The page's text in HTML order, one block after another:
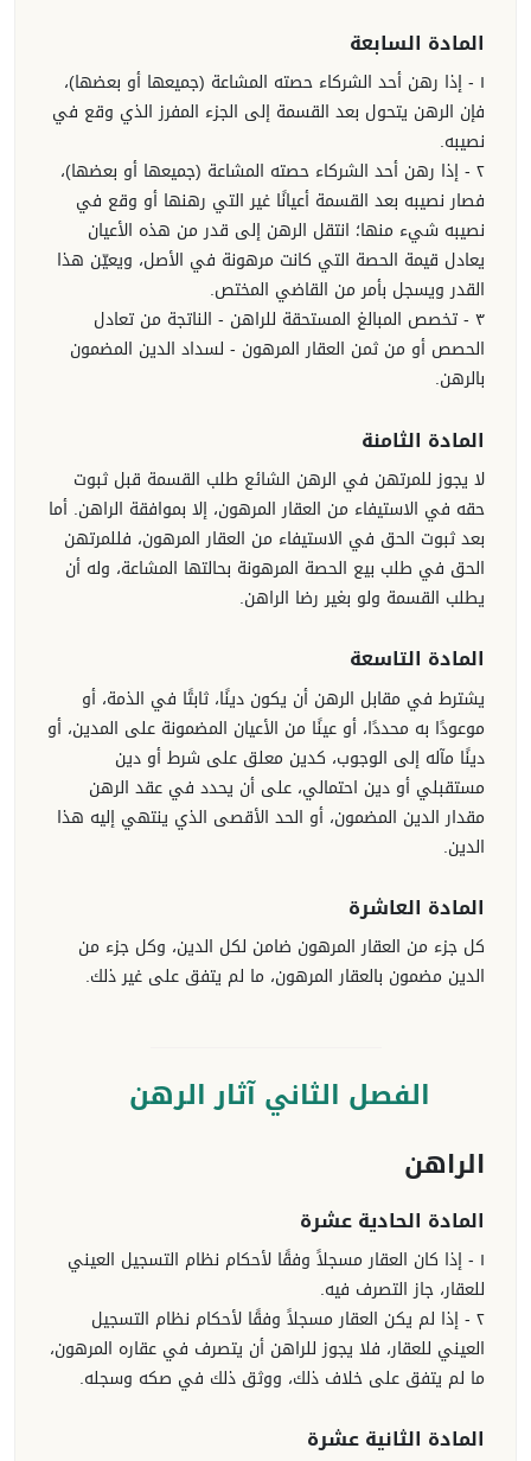
المادة السابعة
١ - إذا رهن أحد الشركاء حصته المشاعة (جميعها أو بعضها)،
فإن الرهن يتحول بعد القسمة إلى الجزء المفرز الذي وقع في
نصيبه.
٢ - إذا رهن أحد الشركاء حصته المشاعة (جميعها أو بعضها)،
فصار نصيبه بعد القسمة أعيانًا غير التي رهنها أو وقع في
نصيبه شيء منها؛ انتقل الرهن إلى قدر من هذه الأعيان
يعادل قيمة الحصة التي كانت مرهونة في الأصل، ويعيّن هذا
القدر ويسجل بأمر من القاضي المختص.
٣ - تخصص المبالغ المستحقة للراهن - الناتجة من تعادل
الحصص أو من ثمن العقار المرهون - لسداد الدين المضمون
بالرهن.
المادة الثامنة
لا يجوز للمرتهن في الرهن الشائع طلب القسمة قبل ثبوت
حقه في الاستيفاء من العقار المرهون، إلا بموافقة الراهن. أما
بعد ثبوت الحق في الاستيفاء من العقار المرهون، فللمرتهن
الحق في طلب بيع الحصة المرهونة بحالتها المشاعة، وله أن
يطلب القسمة ولو بغير رضا الراهن.
المادة التاسعة
يشترط في مقابل الرهن أن يكون دينًا، ثابتًا في الذمة، أو
موعودًا به محددًا، أو عينًا من الأعيان المضمونة على المدين، أو
دينًا مآله إلى الوجوب، كدين معلق على شرط أو دين
مستقبلي أو دين احتمالي، على أن يحدد في عقد الرهن
مقدار الدين المضمون، أو الحد الأقصى الذي ينتهي إليه هذا
الدين.
المادة العاشرة
كل جزء من العقار المرهون ضامن لكل الدين، وكل جزء من
الدين مضمون بالعقار المرهون، ما لم يتفق على غير ذلك.
الفصل الثاني آثار الرهن
الراهن
المادة الحادية عشرة
١ - إذا كان العقار مسجلاً وفقًا لأحكام نظام التسجيل العيني
للعقار، جاز التصرف فيه.
٢ - إذا لم يكن العقار مسجلاً وفقًا لأحكام نظام التسجيل
العيني للعقار، فلا يجوز للراهن أن يتصرف في عقاره المرهون،
ما لم يتفق على خلاف ذلك، ووثق ذلك في صكه وسجله.
المادة الثانية عشرة